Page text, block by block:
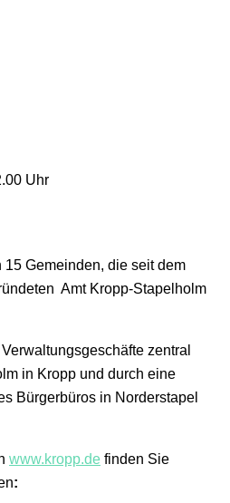
Uhr
Gemeinden, die seit dem
Amt Kropp-Stapelholm
zentral
in Kropp und durch eine
Bürgerbüros in Norderstapel
www.kropp.de finden Sie
: